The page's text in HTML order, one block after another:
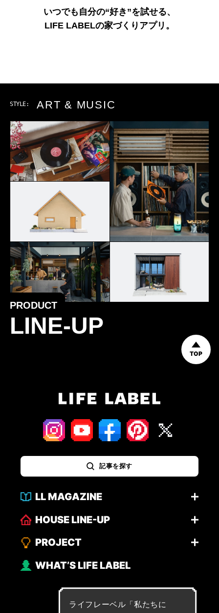
いつでも自分の“好き”を試せる、
LIFE LABELの家づくりアプリ。
STYLE: OUTDOOR
PRODUCT
LINE-UP
TOP
記事を探す
LL MAGAZINE
HOUSE LINE-UP
PROJECT
WHAT’S LIFE LABEL
ライフレーベル「私たち に